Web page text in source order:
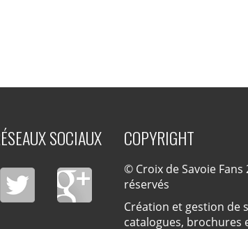
SOCIAUX COPYRIGHT
© Croix de Savoie
réservés
Création et gestion de
catalogues, brochures